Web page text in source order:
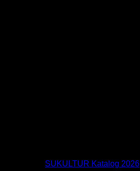
SUKULTUR Katalog 2026